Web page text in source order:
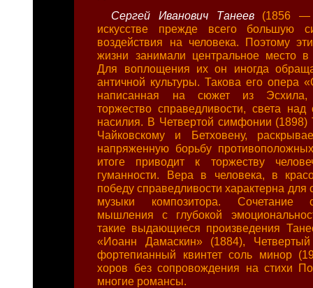
Сергей Иванович Танеев (1856 —
искусстве прежде всего большую
воздействия на человека. Поэтому
жизни занимали центральное место в
Для воплощения их он иногда
античной культуры. Такова его опера
написанная на сюжет из Эсхила,
торжество справедливости, света
насилия. В Четвертой симфонии (1898)
Чайковскому и Бетховену,
напряженную борьбу
итоге приводит к торжеству
гуманности. Вера в человека, в
победу справедливости характерна для
музыки композитора. Сочетание
мышления с глубокой
такие выдающиеся произведения
«Иоанн Дамаскин» (1884), Четвертый
фортепианный квинтет соль минор
хоров без сопровождения на стихи
многие романсы.